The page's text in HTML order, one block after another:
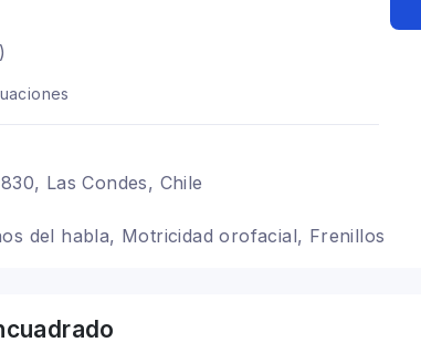
)
Las Condes, Chile
del habla, Motricidad orofacial, Frenillos